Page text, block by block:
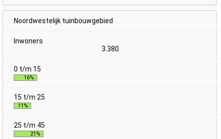
Noordwestelijk tuinbouwgebied
3.380
16%
11%
21%